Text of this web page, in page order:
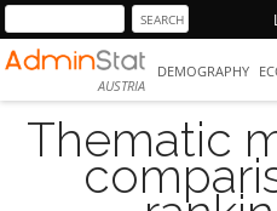
AUSTRIA
DEMOGRAPHY
Thematic